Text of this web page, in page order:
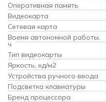
Оперативная память
Видеокарта
Сетевая карта
Время автономной работы,
ч
Тип видеокарты
Яркость, кд/м2
Устройства ручного ввода
Подсветка клавиатуры
Бренд процессора